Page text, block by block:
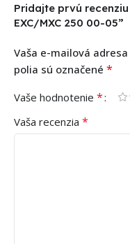
Pridajte prvú
EXC/MXC 250 00-05”
Vaša e-mailová
polia sú označené *
Vaše hodnotenie *
Vaša recenzia *